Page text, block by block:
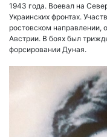
1943 года. Воевал на
Украинских фронтах.
ростовском направлении,
Австрии. В боях был
форсировании Дуная.